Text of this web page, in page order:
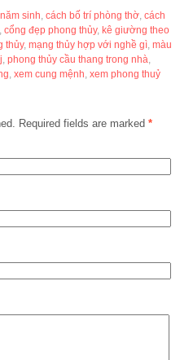
sinh, cách bố trí phòng thờ, cách
, cổng đẹp phong thủy, kê giường theo
thủy, mạng thủy hợp với nghề gì, màu
, phong thủy cầu thang trong nhà,
, xem cung mệnh, xem phong thuỷ
Required fields are marked *